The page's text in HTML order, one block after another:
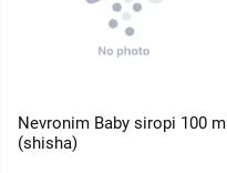
Nevronim Baby siropi 100 ml
(shisha)